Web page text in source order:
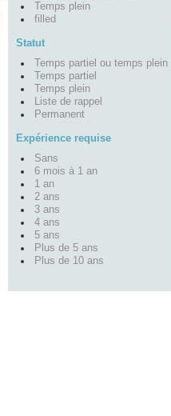
Temps plein
filled
Statut
Temps partiel ou temps plein
Temps partiel
Temps plein
Liste de rappel
Permanent
Expérience requise
Sans
6 mois à 1 an
1 an
2 ans
3 ans
4 ans
5 ans
Plus de 5 ans
Plus de 10 ans